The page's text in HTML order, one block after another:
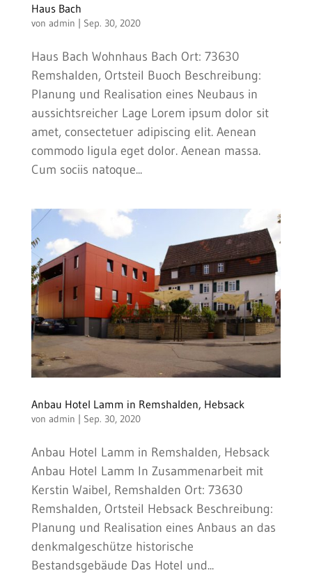
Haus Bach
von admin | Sep. 30, 2020
Haus Bach Wohnhaus Bach Ort: 73630
Remshalden, Ortsteil Buoch Beschreibung:
Planung und Realisation eines Neubaus in
aussichtsreicher Lage Lorem ipsum dolor sit
amet, consectetuer adipiscing elit. Aenean
commodo ligula eget dolor. Aenean massa.
Cum sociis natoque...
Anbau Hotel Lamm in Remshalden, Hebsack
von admin | Sep. 30, 2020
Anbau Hotel Lamm in Remshalden, Hebsack
Anbau Hotel Lamm In Zusammenarbeit mit
Kerstin Waibel, Remshalden Ort: 73630
Remshalden, Ortsteil Hebsack Beschreibung:
Planung und Realisation eines Anbaus an das
denkmalgeschütze historische
Bestandsgebäude Das Hotel und...